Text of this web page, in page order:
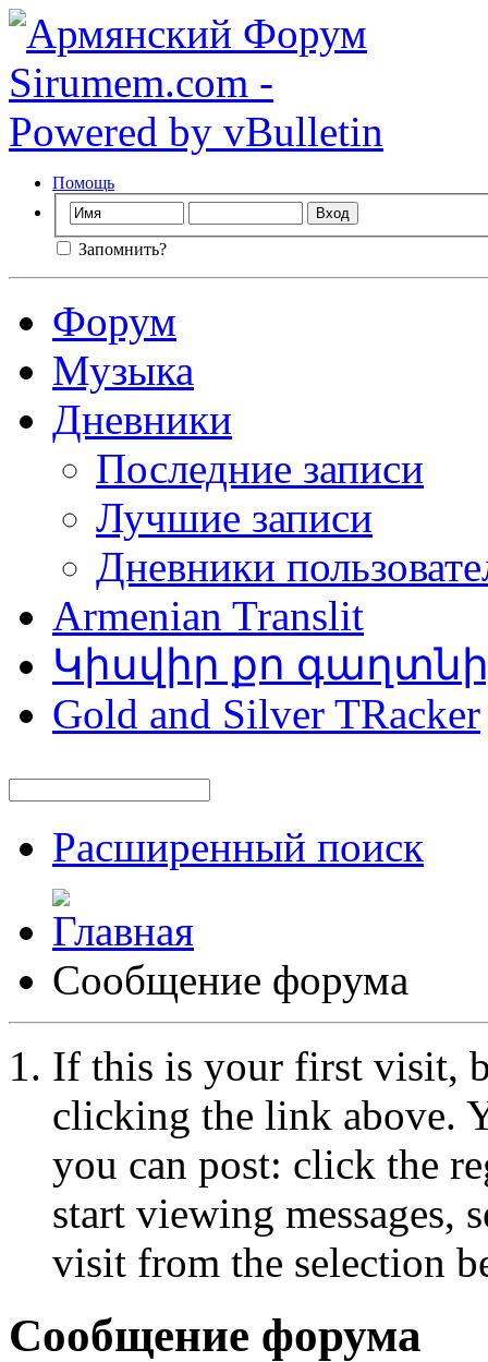
Помощь
Запомнить?
Форум
Музыка
Дневники
Последние записи
Лучшие записи
Дневники
Armenian Translit
Կիսվիր քո
Gold and Silver TRacker
Расширенный поиск
Сообщение форума
If this is your first visit,
clicking the link above.
you can post: click the
start viewing messages,
visit from the selection
Сообщение форума